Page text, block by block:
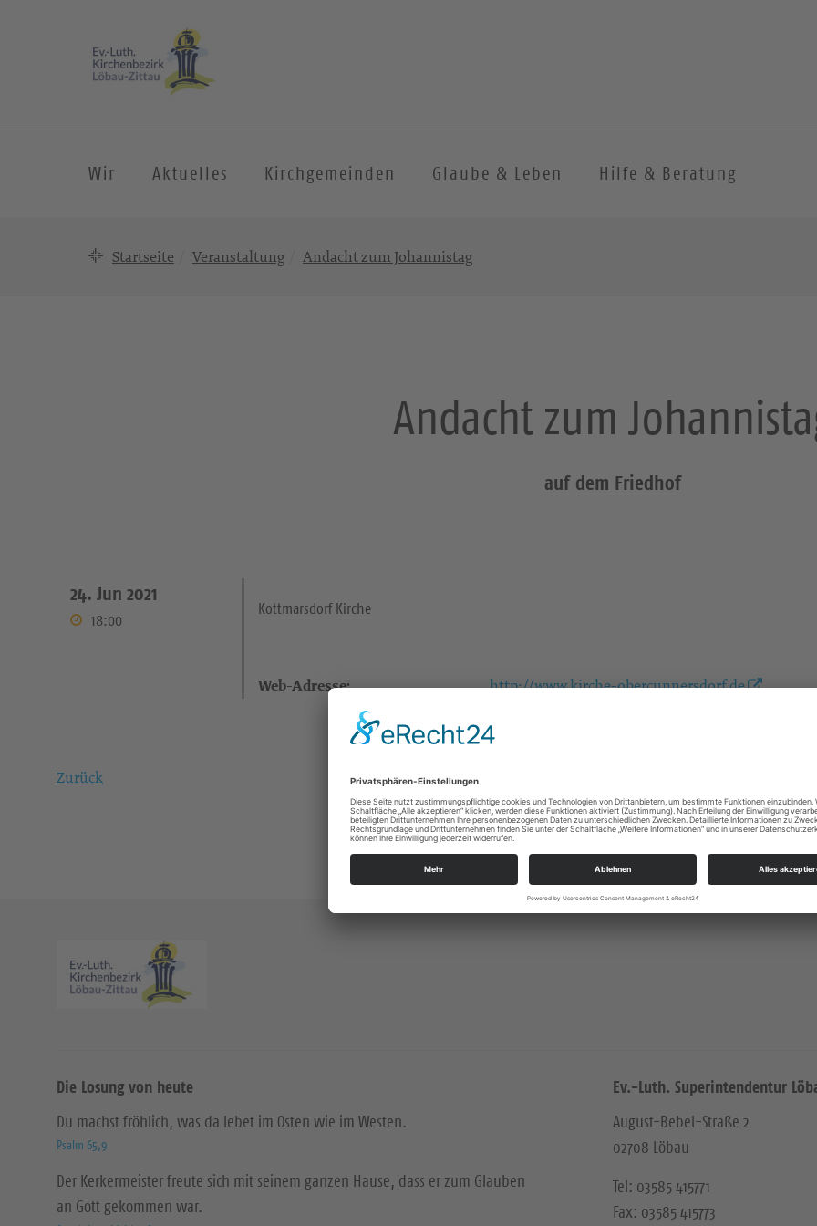
Wir Aktuelles Kirchgemeinden Glaube & Leben Hilfe & Beratung
Startseite Veranstaltung Andacht zum Johannistag
Andacht zum
auf dem Friedhof
24. Jun 2021
18:00
Kottmarsdorf Kirche
Web-Adresse: http://www.kirche-obercunnersdorf.de
Zurück
Die Losung von heute
Du machst fröhlich, was da lebet im Osten wie im Westen.
Psalm 65,9
Der Kerkermeister freute sich mit seinem ganzen Hause, dass er zum Glauben
an Gott gekommen war.
Ev.-Luth. Superintendentur
August-Bebel-Straße 2
02708 Löbau
Tel: 03585 415771
Fax: 03585 415773